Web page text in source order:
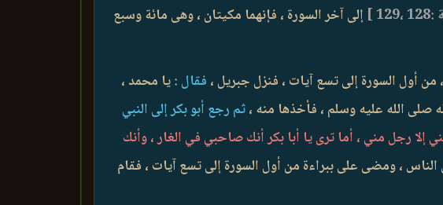
]
إلى آخر السورة ، فإنهما مكيتان ، وهى مائة وسبع
أول السورة إلى تسع آيات ، فنزل جبريل ، فقال :يا محمد ،
صلى الله عليه وسلم ، فأخذها منه ،ثم رجع أبو بكر إلى النبي
إلا رجل مني ، أما ترى يا أبا بكر أنك صاحبي في الغار ، وأنك
، ومضى على ببراءة من أول السورة إلى تسع آيات ، فقام